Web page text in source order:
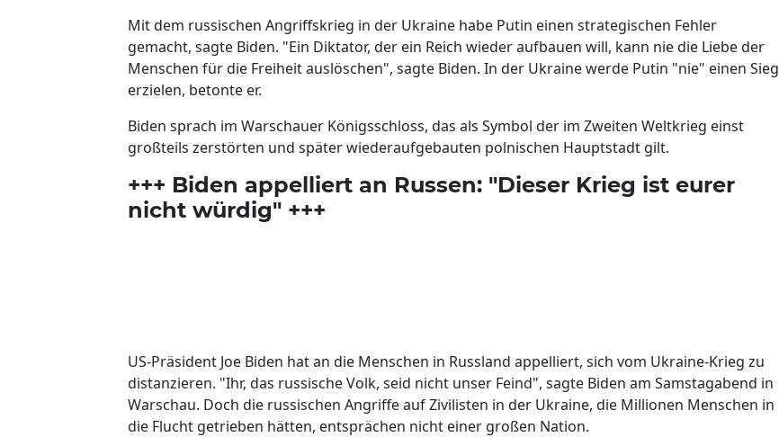
Mit dem russischen Angriffskrieg in der Ukraine habe Putin einen strategischen Fehler
gemacht, sagte Biden. "Ein Diktator, der ein Reich wieder aufbauen will, kann nie die Liebe der
Menschen für die Freiheit auslöschen", sagte Biden. In der Ukraine werde Putin "nie" einen Sieg
erzielen, betonte er.
Biden sprach im Warschauer Königsschloss, das als Symbol der im Zweiten Weltkrieg einst
großteils zerstörten und später wiederaufgebauten polnischen Hauptstadt gilt.
+++ Biden appelliert an Russen: "Dieser Krieg ist eurer
nicht würdig" +++
US-Präsident Joe Biden hat an die Menschen in Russland appelliert, sich vom Ukraine-Krieg zu
distanzieren. "Ihr, das russische Volk, seid nicht unser Feind", sagte Biden am Samstagabend in
Warschau. Doch die russischen Angriffe auf Zivilisten in der Ukraine, die Millionen Menschen in
die Flucht getrieben hätten, entsprächen nicht einer großen Nation.